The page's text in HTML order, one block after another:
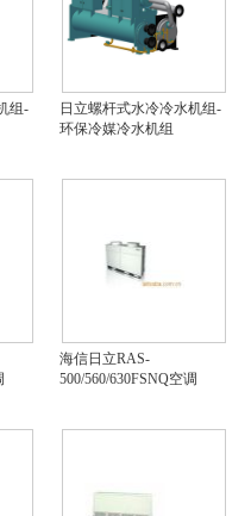
组-
日立螺杆式水冷冷水机组-
环保冷媒冷水机组
海信日立RAS-
500/560/630FSNQ空调